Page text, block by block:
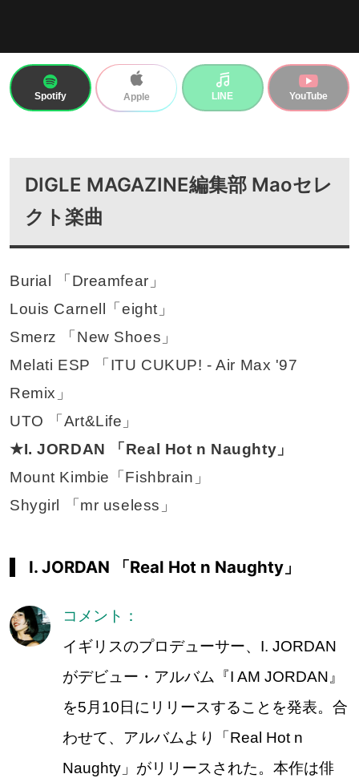
Spotify Apple LINE YouTube
DIGLE MAGAZINE編集部 Maoセレ
クト楽曲
Burial 「Dreamfear」
Louis Carnell「eight」
Smerz 「New Shoes」
Melati ESP 「ITU CUKUP! - Air Max '97
Remix」
UTO 「Art&Life」
★I. JORDAN 「Real Hot n Naughty」
Mount Kimbie「Fishbrain」
Shygirl 「mr useless」
I. JORDAN 「Real Hot n Naughty」
コメント：
イギリスのプロデューサー、I. JORDAN
がデビュー・アルバム『I AM JORDAN』
を5月10日にリリースすることを発表。合
わせて、アルバムより「Real Hot n
Naughty」がリリースされた。本作は俳